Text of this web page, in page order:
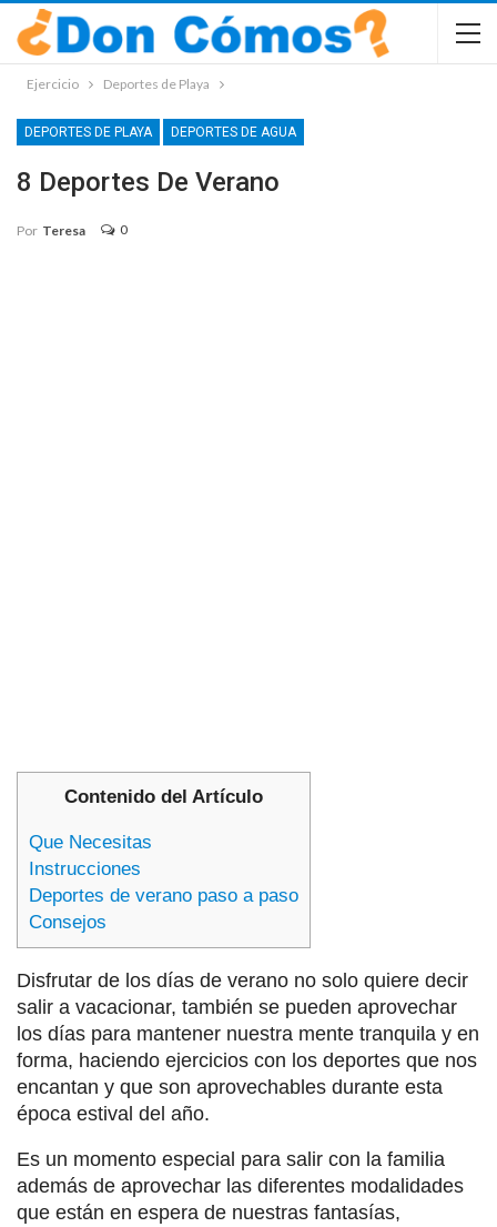
Ejercicio Deportes de Playa
DEPORTES DE PLAYA DEPORTES DE AGUA
8 Deportes De Verano
Por Teresa 0
Contenido del Artículo
Que Necesitas
Instrucciones
Deportes de verano paso a paso
Consejos
Disfrutar de los días de verano no solo quiere decir
salir a vacacionar, también se pueden aprovechar
los días para mantener nuestra mente tranquila y en
forma, haciendo ejercicios con los deportes que nos
encantan y que son aprovechables durante esta
época estival del año.
Es un momento especial para salir con la familia
además de aprovechar las diferentes modalidades
que están en espera de nuestras fantasías,